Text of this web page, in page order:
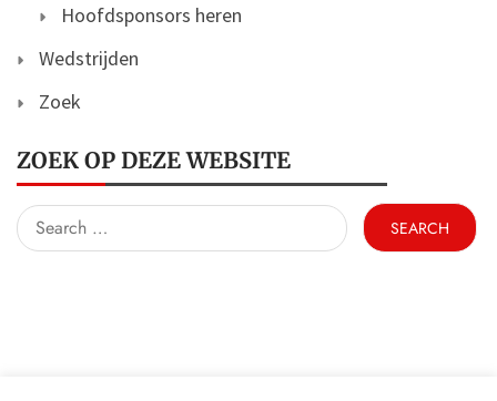
Hoofdsponsors heren
Wedstrijden
Zoek
ZOEK OP DEZE WEBSITE
Search
for: